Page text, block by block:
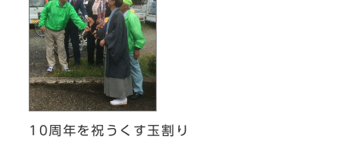
10周年を祝うくす玉割り